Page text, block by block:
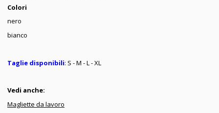
Colori
nero
bianco
Taglie disponibili: S - M - L - XL
Vedi anche:
Magliette da lavoro